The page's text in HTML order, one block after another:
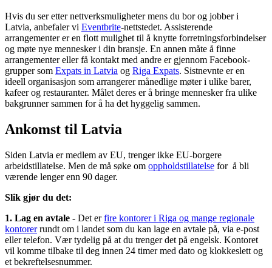
Hvis du ser etter nettverksmuligheter mens du bor og jobber i
Latvia, anbefaler vi Eventbrite-nettstedet. Assisterende
arrangementer er en flott mulighet til å knytte forretningsforbindelser
og møte nye mennesker i din bransje. En annen måte å finne
arrangementer eller få kontakt med andre er gjennom Facebook-
grupper som Expats in Latvia og Riga Expats. Sistnevnte er en
ideell organisasjon som arrangerer månedlige møter i ulike barer,
kafeer og restauranter. Målet deres er å bringe mennesker fra ulike
bakgrunner sammen for å ha det hyggelig sammen.
Ankomst til Latvia
Siden Latvia er medlem av EU, trenger ikke EU-borgere
arbeidstillatelse. Men de må søke om oppholdstillatelse for å bli
værende lenger enn 90 dager.
Slik gjør du det:
1. Lag en avtale - Det erfire kontorer i Riga og mange regionale
kontorerrundt om i landet som du kan lage en avtale på, via e-post
eller telefon. Vær tydelig på at du trenger det på engelsk. Kontoret
vil komme tilbake til deg innen 24 timer med dato og klokkeslett og
et bekreftelsesnummer.